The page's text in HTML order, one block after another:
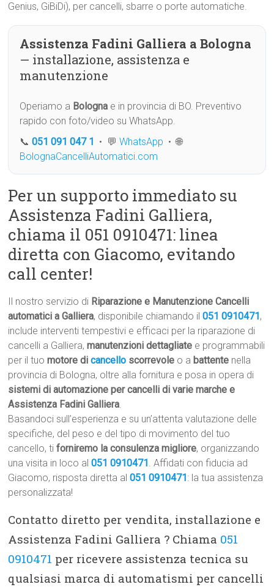
Genius, GiBiDi), per cancelli, sbarre o porte automatiche.
Assistenza Fadini Galliera a Bologna
— installazione, assistenza e
manutenzione
Operiamo a Bologna e in provincia di BO. Preventivo
rapido con foto/video su WhatsApp.
📞051 091 047 1 • 💬WhatsApp • 🌐
BolognaCancelliAutomatici.com
Per un supporto immediato su
Assistenza Fadini Galliera,
chiama il 051 0910471: linea
diretta con Giacomo, evitando
call center!
Il nostro servizio di Riparazione e Manutenzione Cancelli
automatici a Galliera, disponibile chiamando il051 0910471 ,
include interventi tempestivi e efficaci per la riparazione di
cancelli a Galliera,manutenzioni dettagliate e programmabili
per il tuo motore dicancello scorrevole o a battente nella
provincia di Bologna, oltre alla fornitura e posa in opera di
sistemi di automazione per cancelli di varie marche e
Assistenza Fadini Galliera.
Basandoci sull’esperienza e su un’attenta valutazione delle
specifiche, del peso e del tipo di movimento del tuo
cancello, tiforniremo la consulenza migliore, organizzando
una visita in loco al051 0910471 . Affidati con fiducia ad
Giacomo, risposta diretta al051 0910471 : la tua assistenza
personalizzata!
Contatto diretto per vendita, installazione e
Assistenza Fadini Galliera ? Chiama 051
0910471 per ricevere assistenza tecnica su
qualsiasi marca di automatismi per cancelli